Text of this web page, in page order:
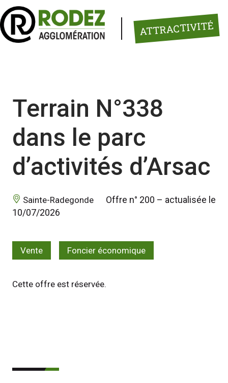
ATTRACTIVITÉ
Terrain N°338
dans le parc
d’activités d’Arsac
Sainte-Radegonde
Offre n° 200 – actualisée le
10/07/2026
Vente Foncier économique
Cette offre est réservée.